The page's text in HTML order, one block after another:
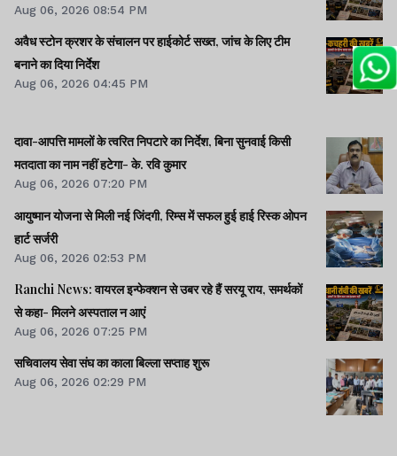
Aug 06, 2026 08:54 PM
अवैध स्टोन क्रशर के संचालन पर हाईकोर्ट सख्त, जांच के लिए टीम
बनाने का दिया निर्देश
Aug 06, 2026 04:45 PM
दावा-आपत्ति मामलों के त्वरित निपटारे का निर्देश, बिना सुनवाई किसी
मतदाता का नाम नहीं हटेगा- के. रवि कुमार
Aug 06, 2026 07:20 PM
आयुष्मान योजना से मिली नई जिंदगी, रिम्स में सफल हुई हाई रिस्क ओपन
हार्ट सर्जरी
Aug 06, 2026 02:53 PM
Ranchi News: वायरल इन्फेक्शन से उबर रहे हैं सरयू राय, समर्थकों
से कहा- मिलने अस्पताल न आएं
Aug 06, 2026 07:25 PM
सचिवालय सेवा संघ का काला बिल्ला सप्ताह शुरू
Aug 06, 2026 02:29 PM